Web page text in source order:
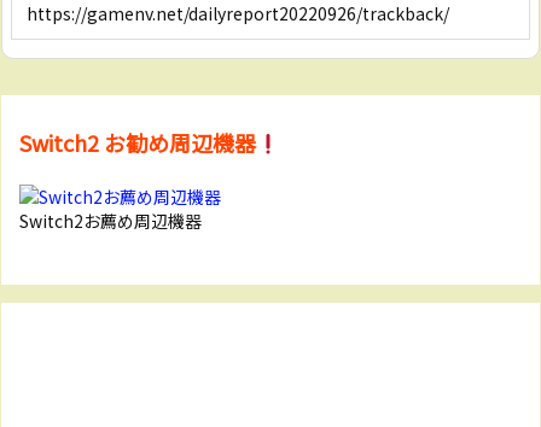
Switch2 お勧め周辺機器
Switch2お薦め周辺機器